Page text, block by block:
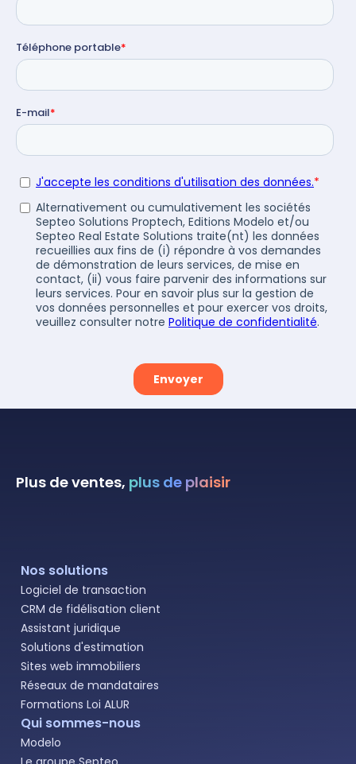
Plus de ventes, plus de plaisir
Nos solutions
Logiciel de transaction
CRM de fidélisation client
Assistant juridique
Solutions d'estimation
Sites web immobiliers
Réseaux de mandataires
Formations Loi ALUR
Qui sommes-nous
Modelo